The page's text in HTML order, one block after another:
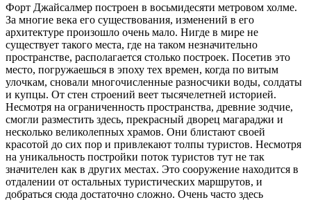
Форт Джайсалмер построен в восьмидесяти метровом холме.
За многие века его существования, изменений в его
архитектуре произошло очень мало. Нигде в мире не
существует такого места, где на таком незначительно
пространстве, располагается столько построек. Посетив это
место, погружаешься в эпоху тех времен, когда по витым
улочкам, сновали многочисленные разносчики воды, солдаты
и купцы. От стен строений веет тысячелетней историей.
Несмотря на ограниченность пространства, древние зодчие,
смогли разместить здесь, прекрасный дворец магараджи и
несколько великолепных храмов. Они блистают своей
красотой до сих пор и привлекают толпы туристов. Несмотря
на уникальность постройки поток туристов тут не так
значителен как в других местах. Это сооружение находится в
отдалении от остальных туристических маршрутов, и
добраться сюда достаточно сложно. Очень часто здесь